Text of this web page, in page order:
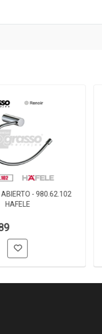
- 980.62.102
HAFELE